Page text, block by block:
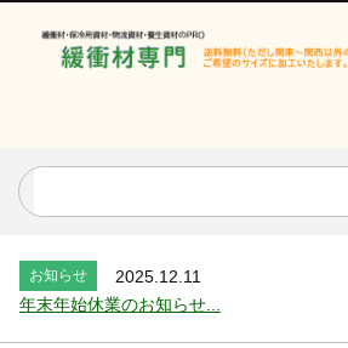
オンラインショップを開設いたしました。...
お知らせ
2026.7.24
お知らせ
2025.12.11
年末年始休業のお知らせ...